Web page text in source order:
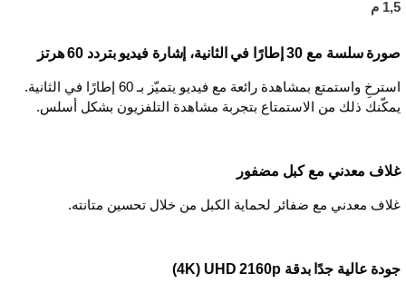
1,5 م
صورة سلسة مع 30 إطارًا في الثانية، إشارة فيديو بتردد 60 هرتز
استرخِ واستمتع بمشاهدة رائعة مع فيديو يتميّز بـ 60 إطارًا في الثانية.
يمكّنك ذلك من الاستمتاع بتجربة مشاهدة التلفزيون بشكل أسلس.
غلاف معدني مع كبل مضفور
غلاف معدني مع ضفائر لحماية الكبل من خلال تحسين متانته.
جودة عالية جدًا بدقة UHD 2160p‏ (4K)